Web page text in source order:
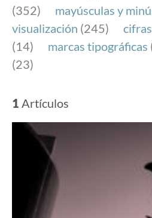
(352)
mayúsculas y
visualización (245) cifras
(14)
marcas tipográficas
(23)
1 Artículos